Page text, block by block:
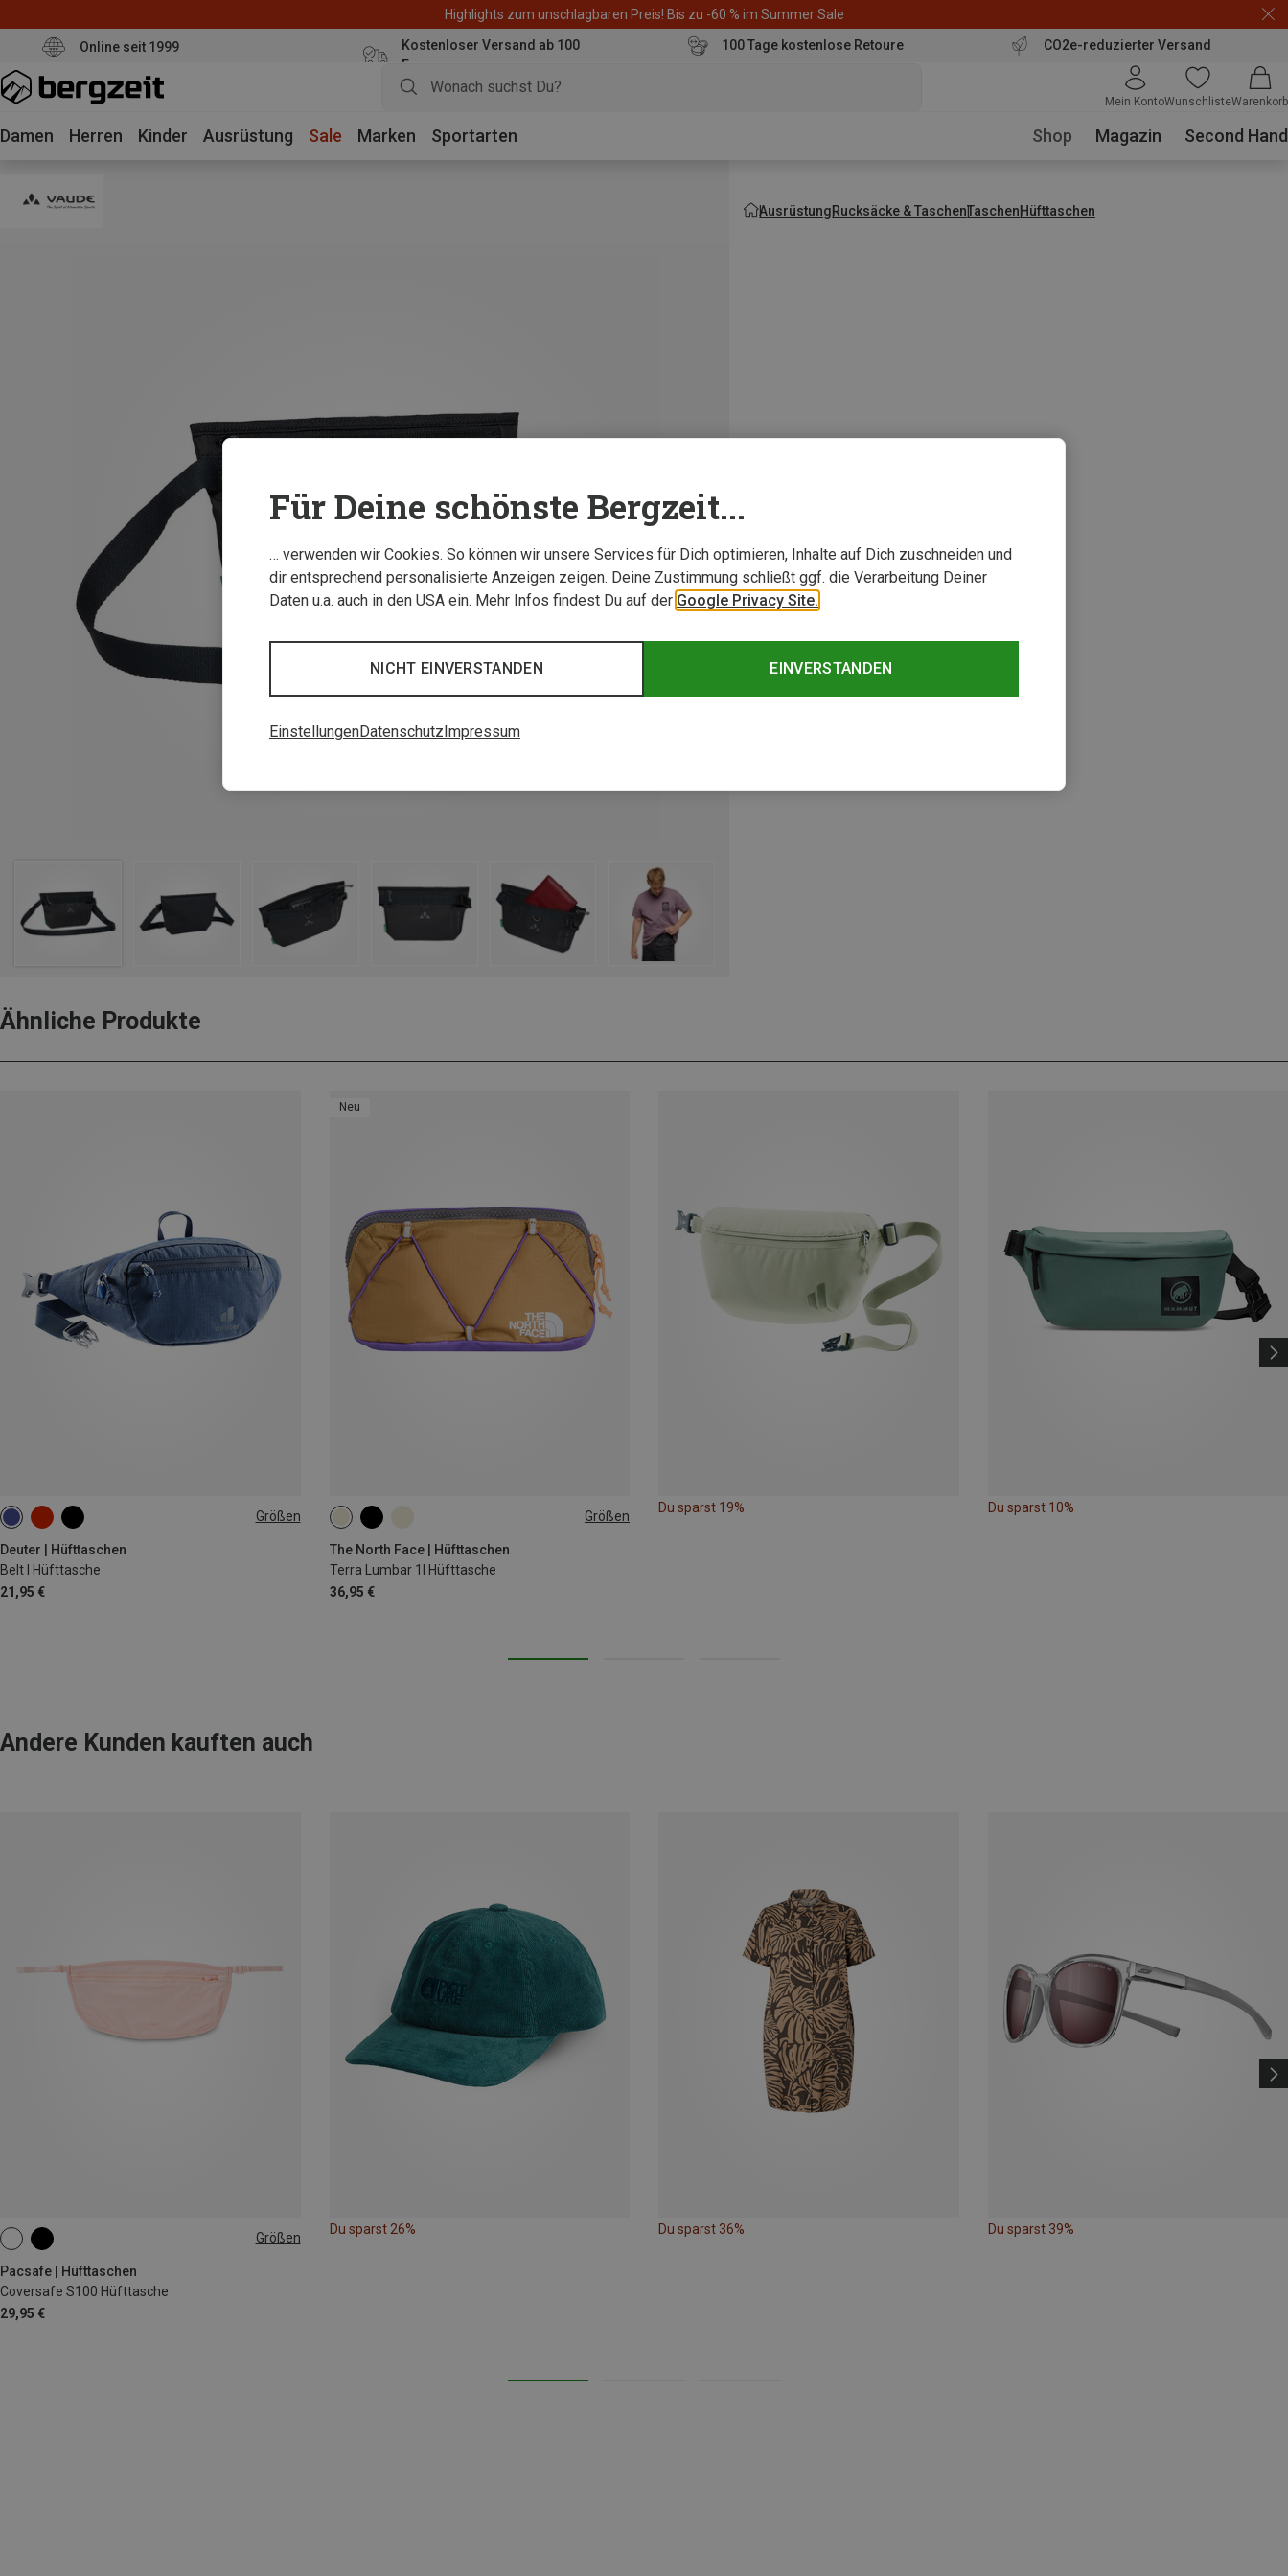
Highlights zum unschlagbaren Preis! Bis zu -60 % im Summer Sale
Online seit 1999
Kostenloser Versand ab 100
Euro
100 Tage kostenlose Retoure CO2e-reduzierter Versand
Mein KontoWunschlisteWarenkorb
Damen Herren Kinder Ausrüstung Sale Marken Sportarten Shop Magazin Second Hand
AusrüstungRucksäcke & TaschenTaschenHüfttaschen
Ähnliche Produkte
Größen
Deuter | Hüfttaschen
Belt I Hüfttasche
21,95 €
1.5L
Neu
Größen
The North Face | Hüfttaschen
Terra Lumbar 1l Hüfttasche
36,95 €
1L
Du sparst 19% Du sparst 10%
Andere Kunden kauften auch
Größen
Pacsafe | Hüfttaschen
Coversafe S100 Hüfttasche
29,95 €
ONE SIZE
Du sparst 26% Du sparst 36% Du sparst 39%
Für Deine schönste Bergzeit...
… verwenden wir Cookies. So können wir unsere Services für Dich optimieren, Inhalte auf Dich zuschneiden und
dir entsprechend personalisierte Anzeigen zeigen. Deine Zustimmung schließt ggf. die Verarbeitung Deiner
Daten u.a. auch in den USA ein. Mehr Infos findest Du auf der Google Privacy Site.
EINVERSTANDEN
NICHT EINVERSTANDEN
EinstellungenDatenschutz Impressum